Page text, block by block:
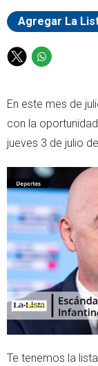
Agregar La
T
t
t
r
W
t
s
a
p
p
En este mes de
con la
jueves 3 de julio
Te tenemos la